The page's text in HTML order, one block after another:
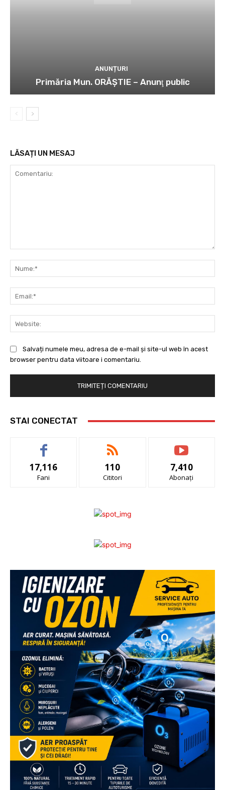
ANUNȚURI
Primăria Mun. ORĂȘTIE – Anunţ public
LĂSAȚI UN MESAJ
Salvați numele meu, adresa de e-mail și site-ul web în acest
browser pentru data viitoare i comentariu.
STAI CONECTAT
17,116
Fani
110
Cititori
7,410
Abonați